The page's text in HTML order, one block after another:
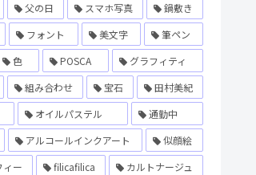
父の日 スマホ写真
鍋敷き
フォント 美文字
筆ペン
色 POSCA
グラフィティ
組み合わせ 宝石
田村美紀
オイルパステル
通勤中
アルコールインクアート
似顔絵
ィー
filicafilica
カルトナージュ